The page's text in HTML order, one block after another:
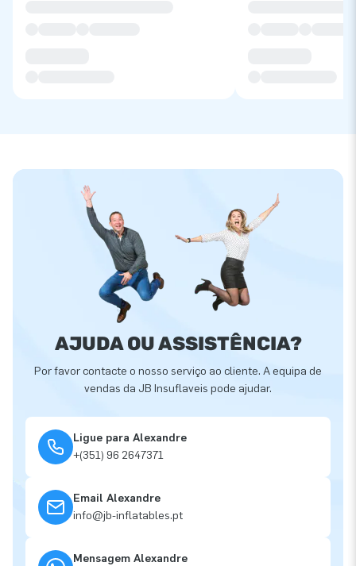
AJUDA OU ASSISTÊNCIA?
Por favor contacte o nosso serviço ao cliente. A equipa de
vendas da JB Insuflaveis pode ajudar.
Ligue para Alexandre
+(351) 96 2647371
Email Alexandre
info@jb-inflatables.pt
Mensagem Alexandre